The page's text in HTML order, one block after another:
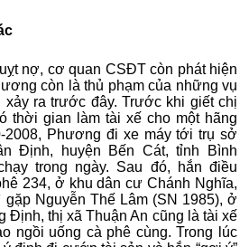
nợ, cơ quan CSĐT còn phát hiện
còn là thủ phạm của những vụ
ra trước đây. Trước khi giết chị
thời gian làm tài xế cho một hãng
2008, Phương đi xe máy tới trụ sở
Định, huyện Bến Cát, tỉnh Bình
trong ngày. Sau đó, hắn điều
234, ở khu dân cư Chánh Nghĩa,
Nguyễn Thế Lâm (SN 1985), ở
Định, thị xã Thuận An cũng là tài xế
ngồi uống cà phê cùng. Trong lúc